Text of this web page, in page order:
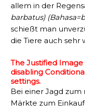
allem in der
barbatus)
schießt man
die Tiere auch sehr
The Justified Image
disabling
settings.
Bei einer Jagd
Märkte zum